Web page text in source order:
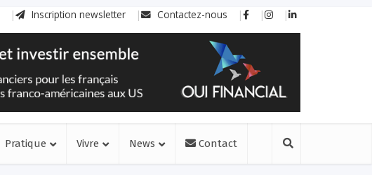
Inscription newsletter Contactez-nous
Pratique Vivre News Contact